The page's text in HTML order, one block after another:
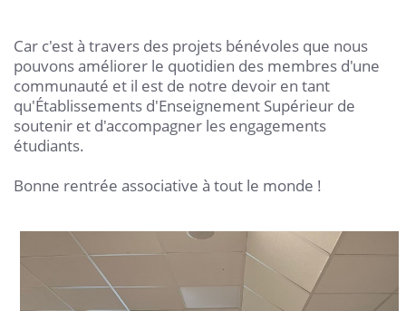
Car c'est à travers des projets bénévoles que nous
pouvons améliorer le quotidien des membres d'une
communauté et il est de notre devoir en tant
qu'Établissements d'Enseignement Supérieur de
soutenir et d'accompagner les engagements
étudiants.
Bonne rentrée associative à tout le monde !